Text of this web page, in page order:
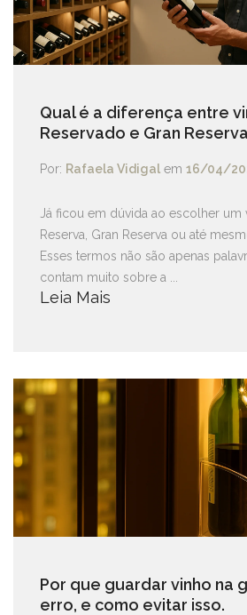
Qual é a diferença entre
Reservado e Gran
Por: Rafaela Vidigal em 16/04/
Já ficou em dúvida ao escolher
Reserva, Gran Reserva ou até
Esses termos não são apenas
contam muito sobre a ...
Leia Mais
Por que guardar vinho na
erro, e como evitar isso.